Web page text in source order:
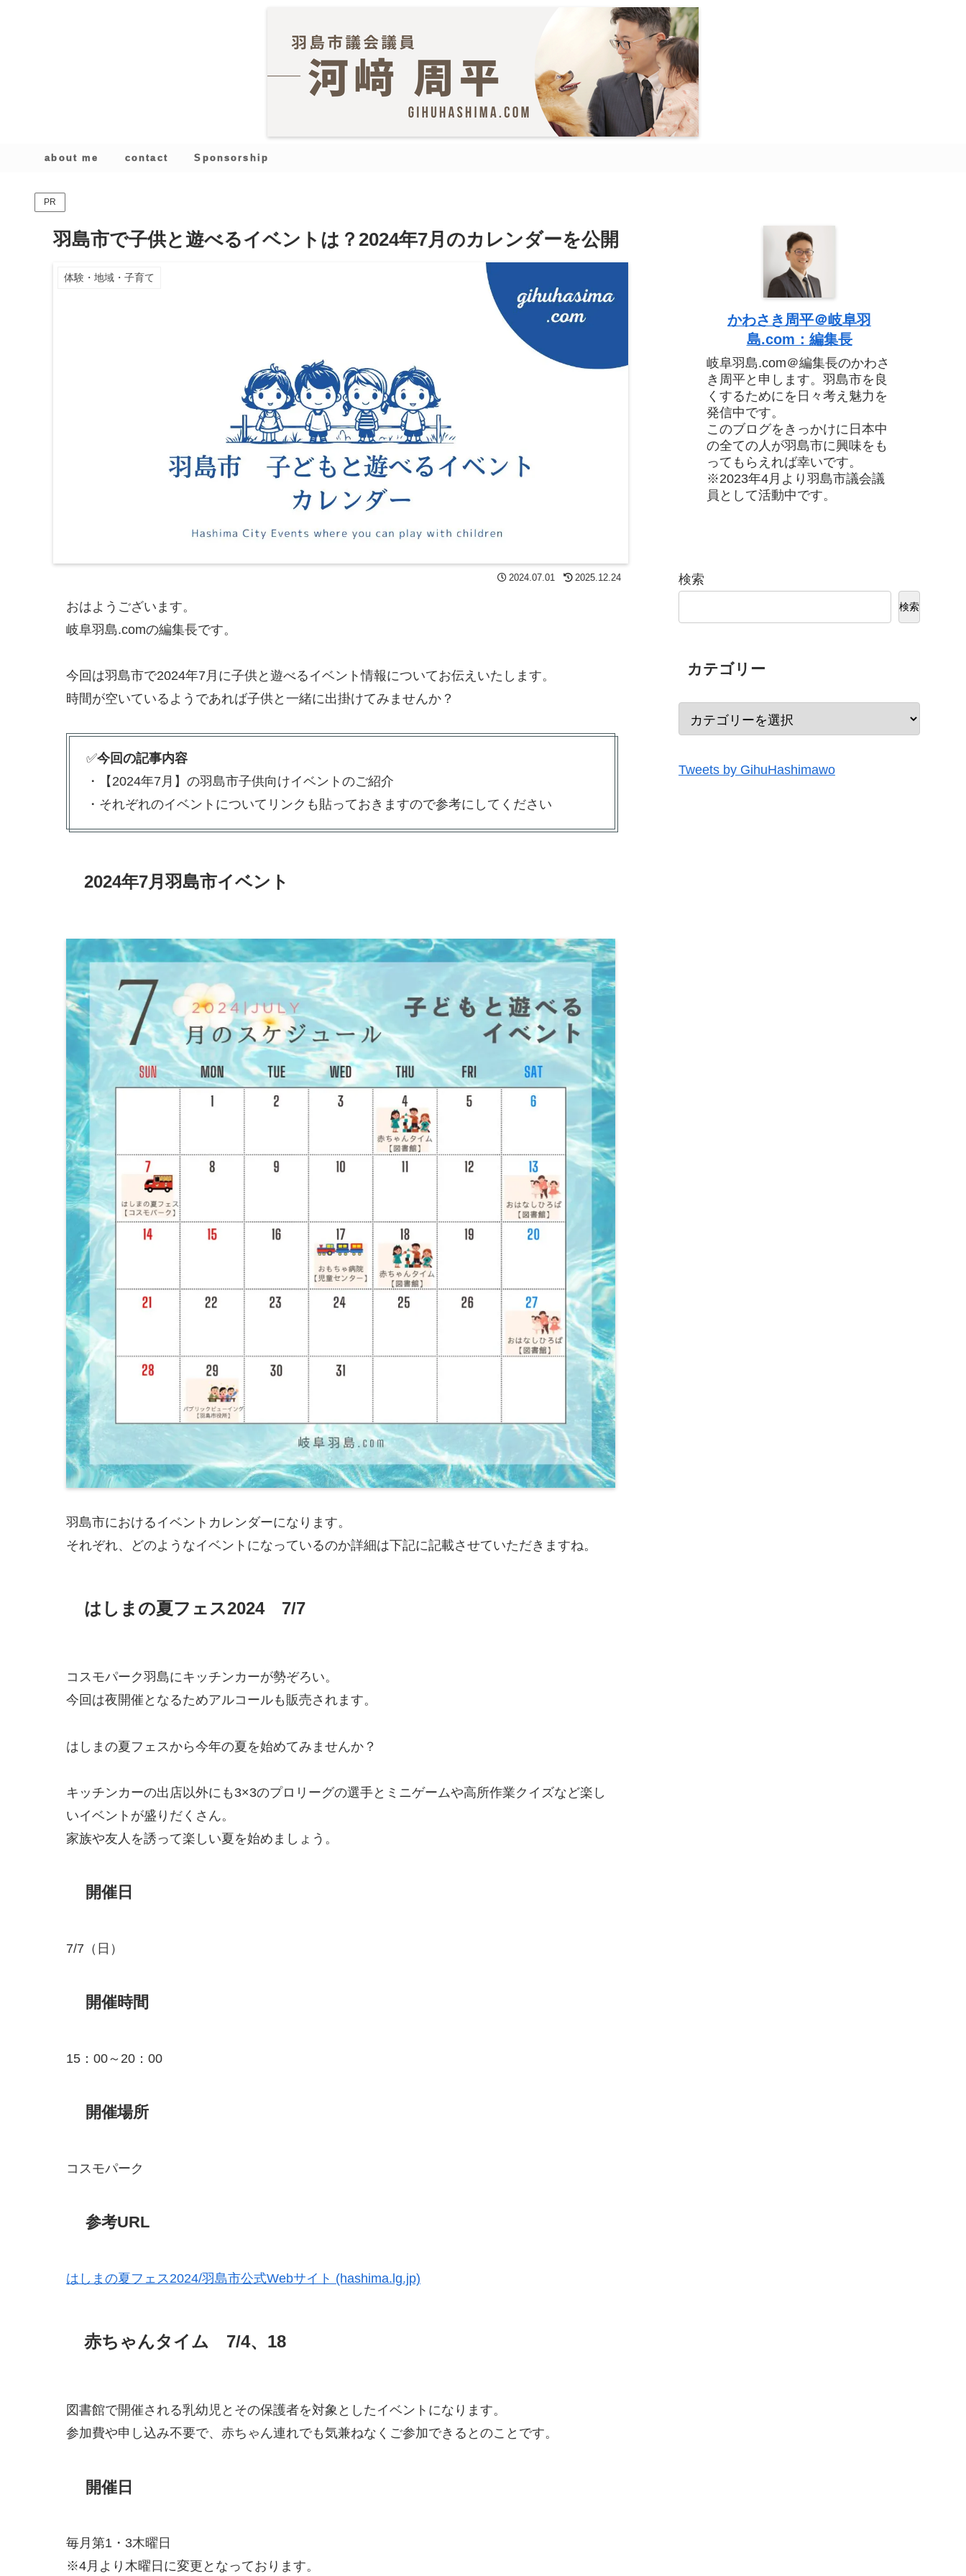
about me contact Sponsorship
PR
羽島市で子供と遊べるイベントは？2024年7月のカレンダーを公開
体験・地域・子育て
2024.07.01 2025.12.24
おはようございます。
岐阜羽島.comの編集長です。
今回は羽島市で2024年7月に子供と遊べるイベント情報についてお伝えいたします。
時間が空いているようであれば子供と一緒に出掛けてみませんか？
✅今回の記事内容
・【2024年7月】の羽島市子供向けイベントのご紹介
・それぞれのイベントについてリンクも貼っておきますので参考にしてください
2024年7月羽島市イベント
羽島市におけるイベントカレンダーになります。
それぞれ、どのようなイベントになっているのか詳細は下記に記載させていただきますね。
はしまの夏フェス2024 7/7
コスモパーク羽島にキッチンカーが勢ぞろい。
今回は夜開催となるためアルコールも販売されます。
はしまの夏フェスから今年の夏を始めてみませんか？
キッチンカーの出店以外にも3×3のプロリーグの選手とミニゲームや高所作業クイズなど楽し
いイベントが盛りだくさん。
家族や友人を誘って楽しい夏を始めましょう。
開催日
7/7（日）
開催時間
15：00～20：00
開催場所
コスモパーク
参考URL
はしまの夏フェス2024/羽島市公式Webサイト (hashima.lg.jp)
赤ちゃんタイム 7/4、18
図書館で開催される乳幼児とその保護者を対象としたイベントになります。
参加費や申し込み不要で、赤ちゃん連れでも気兼ねなくご参加できるとのことです。
開催日
毎月第1・3木曜日
※4月より木曜日に変更となっております。
かわさき周平＠岐阜羽
島.com：編集長
岐阜羽島.com＠編集長のかわさ
き周平と申します。羽島市を良
くするためにを日々考え魅力を
発信中です。
このブログをきっかけに日本中
の全ての人が羽島市に興味をも
ってもらえれば幸いです。
※2023年4月より羽島市議会議
員として活動中です。
検索
検索
カテゴリー
Tweets by GihuHashimawo